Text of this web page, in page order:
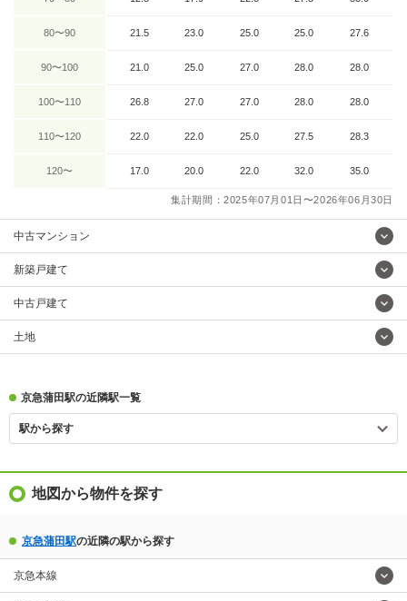
80〜90 21.5 23.0 25.0 25.0 27.6
90〜100 21.0 25.0 27.0 28.0 28.0
100〜110 26.8 27.0 27.0 28.0 28.0
110〜120 22.0 22.0 25.0 27.5 28.3
120〜 17.0 20.0 22.0 32.0 35.0
集計期間：2025年07月01日〜2026年06月30日
中古マンション
新築戸建て
中古戸建て
土地
京急蒲田駅の近隣駅一覧
駅から探す
地図から物件を探す
京急蒲田駅の近隣の駅から探す
京急本線